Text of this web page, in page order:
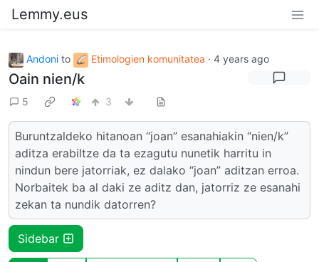
Lemmy.eus
Andoni to Etimologien komunitatea · 4 years ago
Oain nien/k
5 3
Buruntzaldeko hitanoan “joan” esanahiakin “nien/k”
aditza erabiltze da ta ezagutu nunetik harritu in
nindun bere jatorriak, ez dalako “joan” aditzan erroa.
Norbaitek ba al daki ze aditz dan, jatorriz ze esanahi
zekan ta nundik datorren?
Sidebar